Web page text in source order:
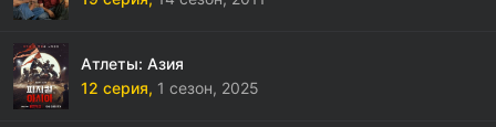
Атлеты: Азия
12 серия, 1 сезон, 2025